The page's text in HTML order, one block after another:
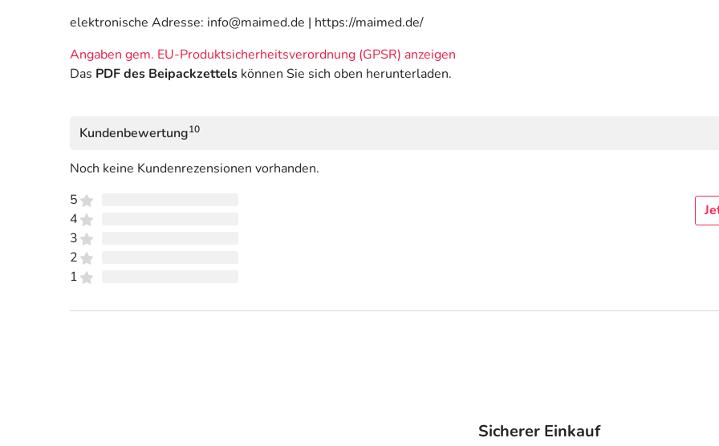
elektronische Adresse: info@maimed.de | https://maimed.de/
Angaben gem. EU-Produktsicherheitsverordnung (GPSR) anzeigen
Das PDF des Beipackzettels können Sie sich oben herunterladen.
Kundenbewertung10
Noch keine Kundenrezensionen vorhanden.
5
4
3
2
1
Sicherer Einkauf